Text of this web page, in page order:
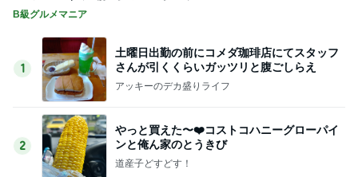
B級グルメマニア
1
土曜日出勤の前にコメダ珈琲店にてスタッフ
さんが引くくらいガッツリと腹ごしらえ
アッキーのデカ盛りライフ
2
やっと買えた〜❤️コストコハニーグローパイ
ンと俺ん家のとうきび
道産子どすどす！